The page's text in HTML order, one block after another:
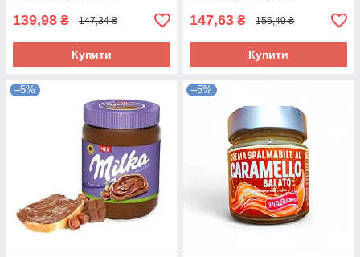
139,98 ₴ 147,34 ₴
Купити
147,63 ₴ 155,40 ₴
Купити
–5% –5%